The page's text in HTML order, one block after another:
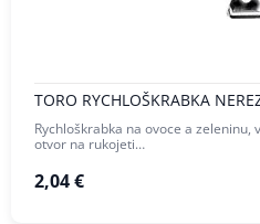
TORO RYCHLOŠKRABKA
Rychloškrabka na ovoce a zeleninu,
otvor na rukojeti…
2,04 €